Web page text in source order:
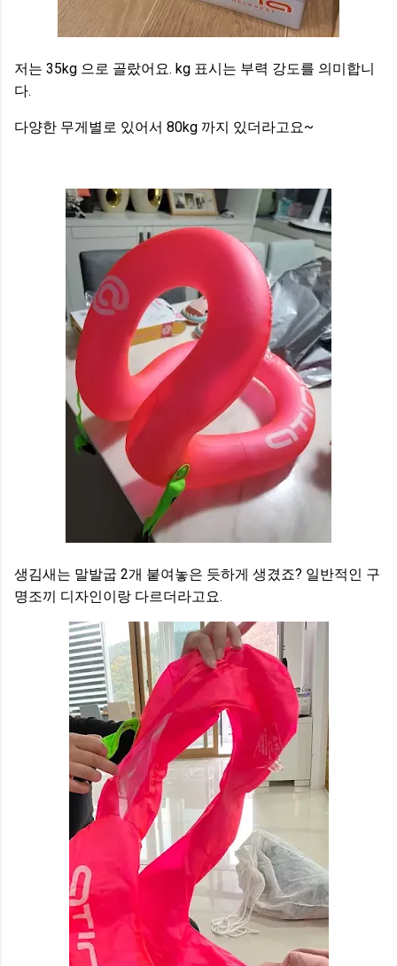
저는 35kg 으로 골랐어요. kg 표시는 부력 강도를 의미합니
다.
다양한 무게별로 있어서 80kg 까지 있더라고요~
생김새는 말발굽 2개 붙여놓은 듯하게 생겼죠? 일반적인 구
명조끼 디자인이랑 다르더라고요.